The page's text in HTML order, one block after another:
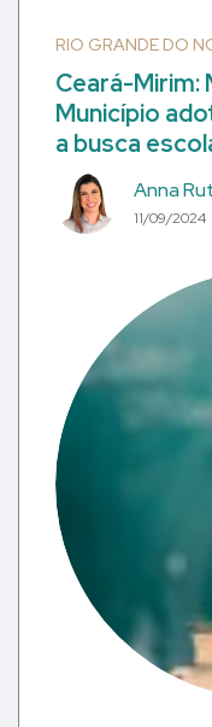
RIO GRANDE DO
Ceará-Mirim:
Município
a busca
Anna
11/09/2024